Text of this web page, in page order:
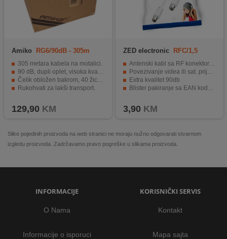
Amiko RG6/90dB - 305m
305 metara kabela na motalici.
90 dB, dupli oplet, visoka kvaliteta.
Čelik obložen bakrom, 40 žica u opletu.
Rukohvati za lakši transport.
129,90 KM
ZED electronic RFC/1,5
Antenski kabl sa RF konektorima
Povezivanje videa ili sat. prijemnika
Extra kvalitet 90db
Blister pakiranje sa EAN kodom
3,90 KM
Slike pojedinih proizvoda na web stranici ne moraju nužno odgovarati stvarnom
izgledu proizvoda. Zadržavamo pravo pogreške u slikama proizvoda.
INFORMACIJE
O Nama
Informacije o isporuci
KORISNIČKI SERVIS
Kontakt
Mapa sajta